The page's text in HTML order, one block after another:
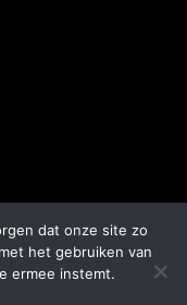
dat onze site zo
het gebruiken van
ermee instemt.